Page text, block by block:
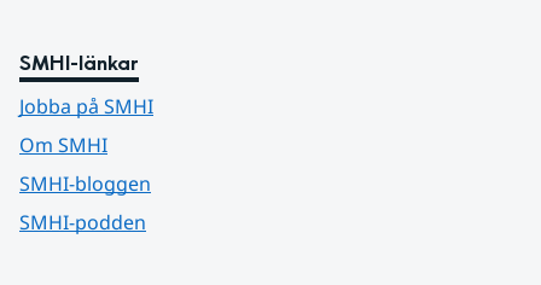
SMHI-länkar
Jobba på SMHI
Om SMHI
SMHI-bloggen
SMHI-podden